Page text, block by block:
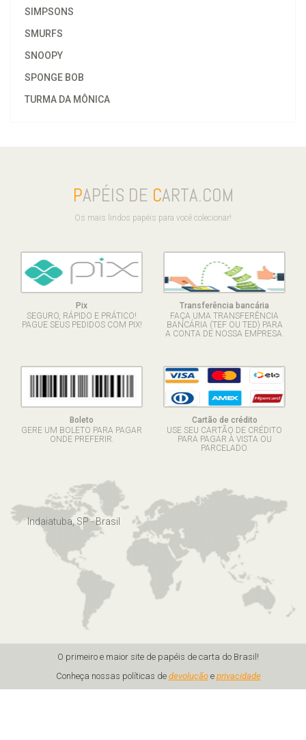
SIMPSONS
SMURFS
SNOOPY
SPONGE BOB
TURMA DA MÔNICA
PAPÉIS DE CARTA.COM
Os mais lindos papéis para você colecionar!
Pix
SEGURO, RÁPIDO E PRÁTICO!
PAGUE SEUS PEDIDOS COM PIX!
Transferência bancária
FAÇA UMA TRANSFERÊNCIA
BANCÁRIA (TEF OU TED) PARA
A CONTA DE NOSSA EMPRESA.
Boleto
GERE UM BOLETO PARA PAGAR
ONDE PREFERIR.
Cartão de crédito
USE SEU CARTÃO DE CRÉDITO
PARA PAGAR À VISTA OU
PARCELADO.
Indaiatuba, SP - Brasil
O primeiro e maior site de papéis de carta do Brasil!
Conheça nossas políticas de devoluçãoe privacidade